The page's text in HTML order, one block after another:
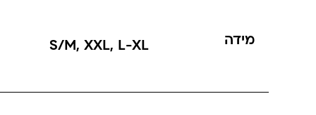
מידה S/M, XXL, L-XL